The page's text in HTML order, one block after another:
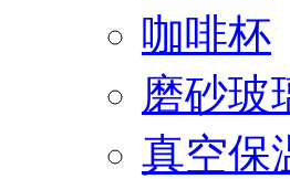
咖啡杯
磨砂玻
真空保